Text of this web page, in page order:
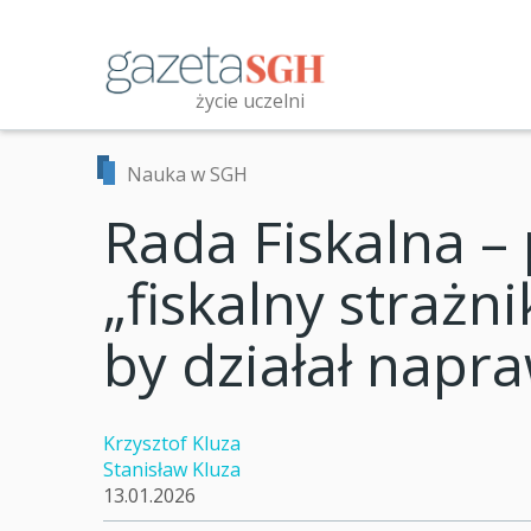
życie uczelni
Przeszukaj witrynę
Nauka w SGH
Rada Fiskalna
„fiskalny
by działał
Krzysztof Kluza
Stanisław Kluza
13.01.2026